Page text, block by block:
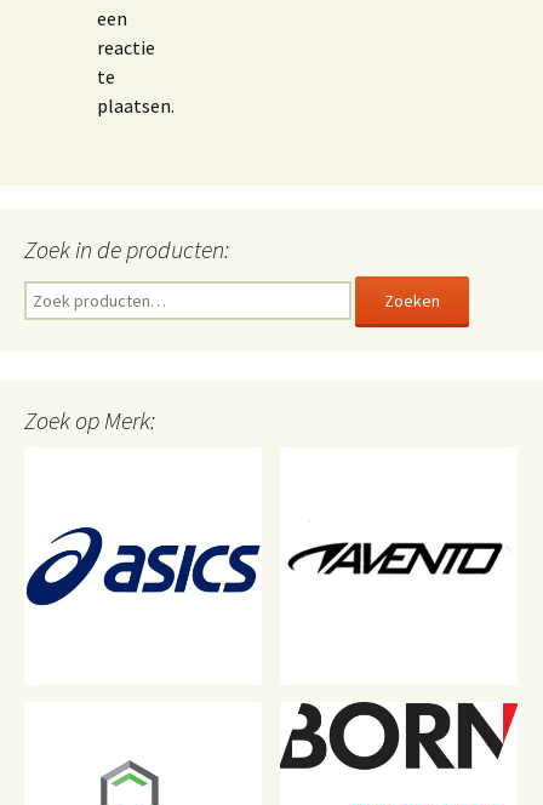
een
reactie
te
plaatsen.
Zoek in de producten:
Zoeken
naar:
Zoeken
Zoek op Merk: